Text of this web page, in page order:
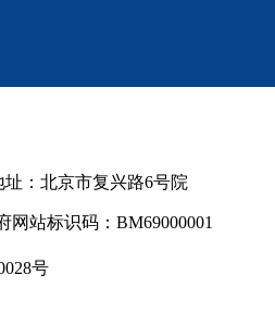
：北京市复兴路6号院
站标识码：BM69000001
号